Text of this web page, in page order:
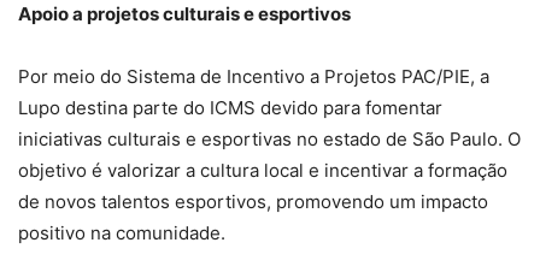
Apoio a projetos culturais e esportivos
Por meio do Sistema de Incentivo a Projetos PAC/PIE, a
Lupo destina parte do ICMS devido para fomentar
iniciativas culturais e esportivas no estado de São Paulo. O
objetivo é valorizar a cultura local e incentivar a formação
de novos talentos esportivos, promovendo um impacto
positivo na comunidade.